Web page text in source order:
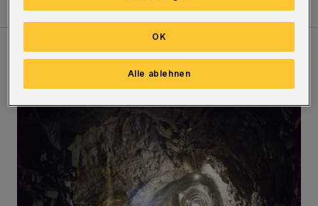
Tief hinein in die Wuppertaler Unterwelt
Alle ablehnen
OK